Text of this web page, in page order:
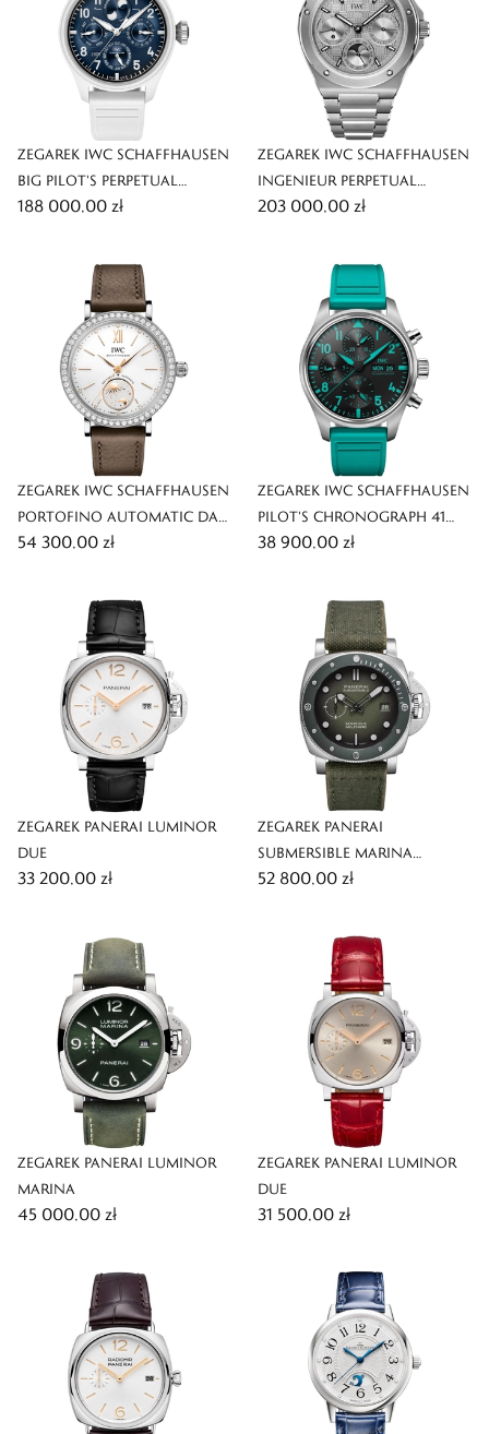
ZEGAREK IWC SCHAFFHAUSEN
BIG PILOT'S PERPETUAL
CALENDAR PROSET LE PETIT
188 000,00 zł
ZEGAREK IWC SCHAFFHAUSEN
INGENIEUR PERPETUAL
CALENDAR 41
203 000,00 zł
ZEGAREK IWC SCHAFFHAUSEN
PORTOFINO AUTOMATIC DAY
& NIGHT 34
54 300,00 zł
ZEGAREK IWC SCHAFFHAUSEN
PILOT'S CHRONOGRAPH 41
MERCEDES-AMG PETRONAS F1
38 900,00 zł
ZEGAREK PANERAI LUMINOR
DUE
33 200,00 zł
ZEGAREK PANERAI
SUBMERSIBLE MARINA
MILITARE
52 800,00 zł
ZEGAREK PANERAI LUMINOR
MARINA
45 000,00 zł
ZEGAREK PANERAI LUMINOR
DUE
31 500,00 zł